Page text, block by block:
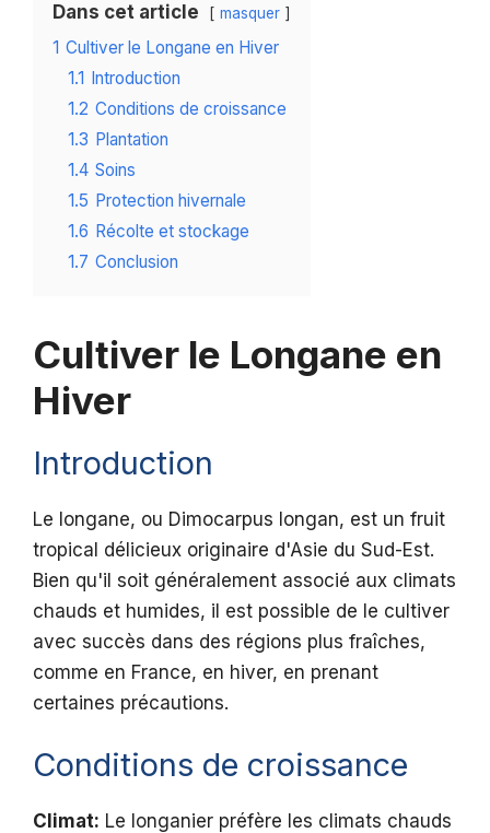
Dans cet article masquer
1 Cultiver le Longane en Hiver
1.1 Introduction
1.2 Conditions de croissance
1.3 Plantation
1.4 Soins
1.5 Protection hivernale
1.6 Récolte et stockage
1.7 Conclusion
Cultiver le Longane en
Hiver
Introduction
Le longane, ou Dimocarpus longan, est un fruit
tropical délicieux originaire d'Asie du Sud-Est.
Bien qu'il soit généralement associé aux climats
chauds et humides, il est possible de le cultiver
avec succès dans des régions plus fraîches,
comme en France, en hiver, en prenant
certaines précautions.
Conditions de croissance
Climat: Le longanier préfère les climats chauds